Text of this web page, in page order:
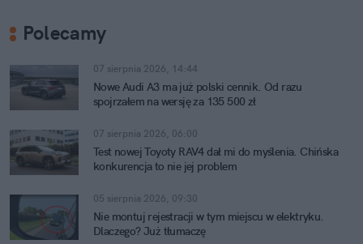
Polecamy
07 sierpnia 2026, 14:44
Nowe Audi A3 ma już polski cennik. Od razu
spojrzałem na wersję za 135 500 zł
07 sierpnia 2026, 06:00
Test nowej Toyoty RAV4 dał mi do myślenia. Chińska
konkurencja to nie jej problem
05 sierpnia 2026, 09:30
Nie montuj rejestracji w tym miejscu w elektryku.
Dlaczego? Już tłumaczę